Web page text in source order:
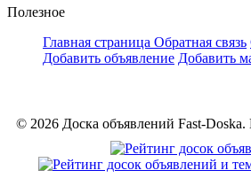
Полезное
Главная страница Обратная связь
Добавить объявление Добавить
© 2026 Доска объявлений Fast-